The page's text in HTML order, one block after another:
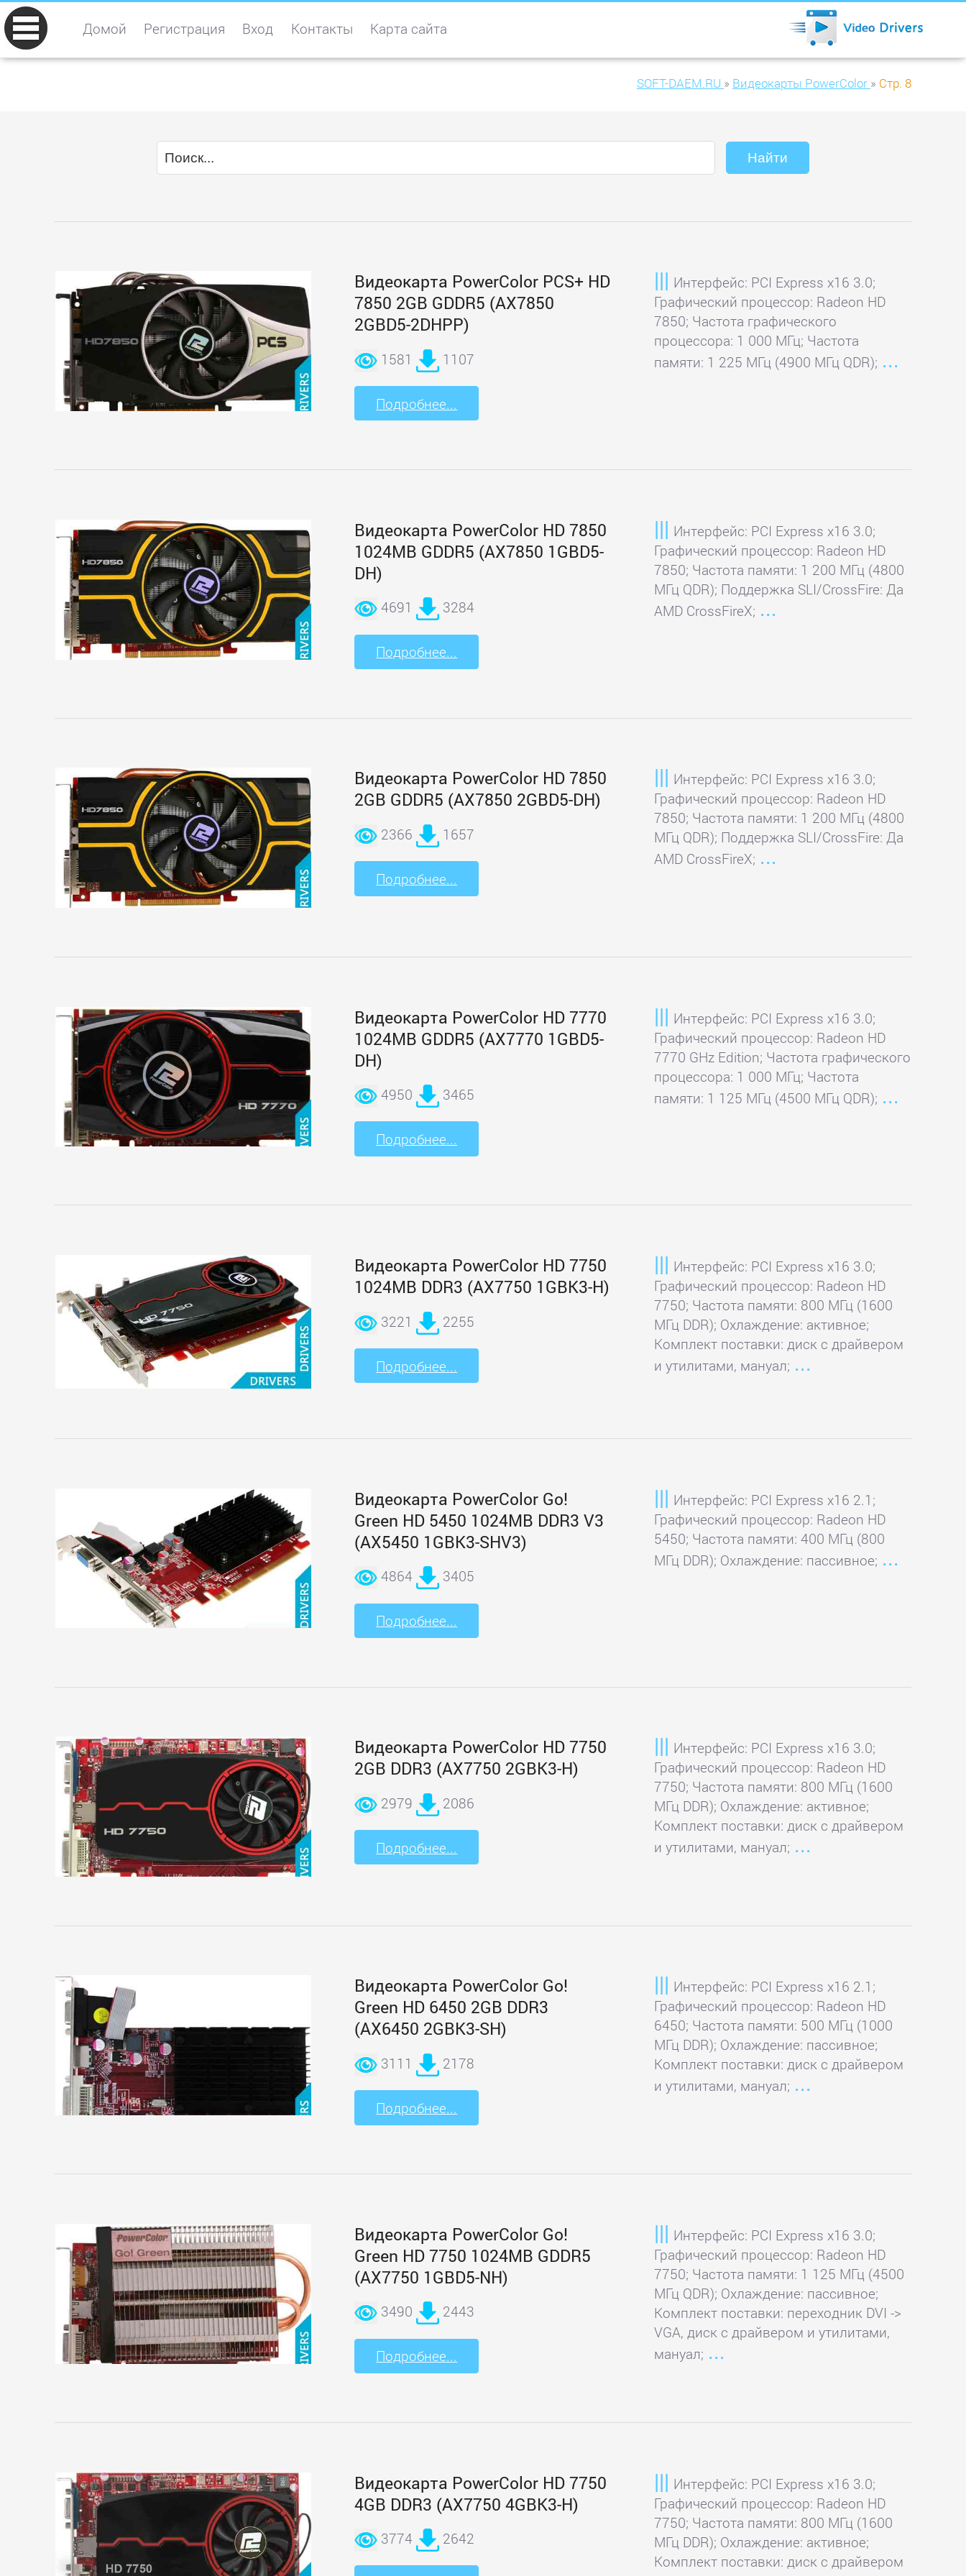
Домой Регистрация Вход Контакты Карта сайта
SOFT-DAEM.RU » Видеокарты PowerColor » Стр. 8
Видеокарта PowerColor PCS+ HD
7850 2GB GDDR5 (AX7850
2GBD5-2DHPP)
1581 1107
Подробнее...
Интерфейс: PCI Express x16 3.0;
Графический процессор: Radeon HD
7850; Частота графического
процессора: 1 000 МГц; Частота
памяти: 1 225 МГц (4900 МГц QDR);
Видеокарта PowerColor HD 7850
1024MB GDDR5 (AX7850 1GBD5-
DH)
4691 3284
Подробнее...
Интерфейс: PCI Express x16 3.0;
Графический процессор: Radeon HD
7850; Частота памяти: 1 200 МГц (4800
МГц QDR); Поддержка SLI/CrossFire: Да
AMD CrossFireX;
Видеокарта PowerColor HD 7850
2GB GDDR5 (AX7850 2GBD5-DH)
2366 1657
Подробнее...
Интерфейс: PCI Express x16 3.0;
Графический процессор: Radeon HD
7850; Частота памяти: 1 200 МГц (4800
МГц QDR); Поддержка SLI/CrossFire: Да
AMD CrossFireX;
Видеокарта PowerColor HD 7770
1024MB GDDR5 (AX7770 1GBD5-
DH)
4950 3465
Подробнее...
Интерфейс: PCI Express x16 3.0;
Графический процессор: Radeon HD
7770 GHz Edition; Частота графического
процессора: 1 000 МГц; Частота
памяти: 1 125 МГц (4500 МГц QDR);
Видеокарта PowerColor HD 7750
1024MB DDR3 (AX7750 1GBK3-H)
3221 2255
Подробнее...
Интерфейс: PCI Express x16 3.0;
Графический процессор: Radeon HD
7750; Частота памяти: 800 МГц (1600
МГц DDR); Охлаждение: активное;
Комплект поставки: диск с драйвером
и утилитами, мануал;
Видеокарта PowerColor Go!
Green HD 5450 1024MB DDR3 V3
(AX5450 1GBK3-SHV3)
4864 3405
Подробнее...
Интерфейс: PCI Express x16 2.1;
Графический процессор: Radeon HD
5450; Частота памяти: 400 МГц (800
МГц DDR); Охлаждение: пассивное;
Видеокарта PowerColor HD 7750
2GB DDR3 (AX7750 2GBK3-H)
2979 2086
Подробнее...
Интерфейс: PCI Express x16 3.0;
Графический процессор: Radeon HD
7750; Частота памяти: 800 МГц (1600
МГц DDR); Охлаждение: активное;
Комплект поставки: диск с драйвером
и утилитами, мануал;
Видеокарта PowerColor Go!
Green HD 6450 2GB DDR3
(AX6450 2GBK3-SH)
3111 2178
Подробнее...
Интерфейс: PCI Express x16 2.1;
Графический процессор: Radeon HD
6450; Частота памяти: 500 МГц (1000
МГц DDR); Охлаждение: пассивное;
Комплект поставки: диск с драйвером
и утилитами, мануал;
Видеокарта PowerColor Go!
Green HD 7750 1024MB GDDR5
(AX7750 1GBD5-NH)
3490 2443
Подробнее...
Интерфейс: PCI Express x16 3.0;
Графический процессор: Radeon HD
7750; Частота памяти: 1 125 МГц (4500
МГц QDR); Охлаждение: пассивное;
Комплект поставки: переходник DVI ->
VGA, диск с драйвером и утилитами,
мануал;
Видеокарта PowerColor HD 7750
4GB DDR3 (AX7750 4GBK3-H)
3774 2642
Интерфейс: PCI Express x16 3.0;
Графический процессор: Radeon HD
7750; Частота памяти: 800 МГц (1600
МГц DDR); Охлаждение: активное;
Комплект поставки: диск с драйвером
Главное
Контакты
EliteGroup
Gainward
Gigabyte
Leadtek
Pegatron
SPARKLE
ЗВУКОВЫЕ
4World
Cmedia
Creative